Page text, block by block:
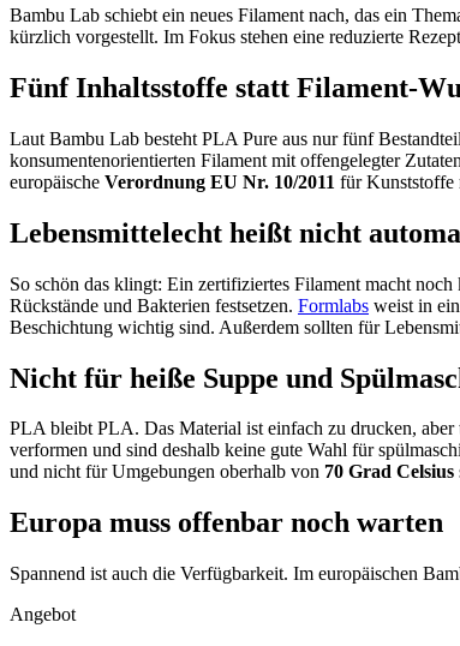
Bambu Lab schiebt ein neues Filament nach, das ein
kürzlich vorgestellt. Im Fokus stehen eine reduzierte
Fünf Inhaltsstoffe statt Filament-
Laut Bambu Lab besteht PLA Pure aus nur fünf
konsumentenorientierten Filament mit offengelegter
europäische Verordnung EU Nr. 10/2011 für Kunststoffe
Lebensmittelecht heißt nicht
So schön das klingt: Ein zertifiziertes Filament macht
Rückstände und Bakterien festsetzen. Formlabs weist in
Beschichtung wichtig sind. Außerdem sollten für
Nicht für heiße Suppe und
PLA bleibt PLA. Das Material ist einfach zu drucken,
verformen und sind deshalb keine gute Wahl für
und nicht für Umgebungen oberhalb von 70 Grad Celsius
Europa muss offenbar noch warten
Spannend ist auch die Verfügbarkeit. Im europäischen
Angebot